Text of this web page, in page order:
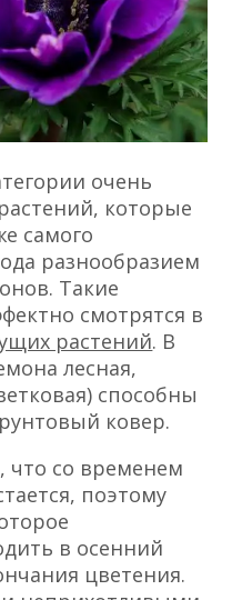
очень
которые
самого
разнообразием
Такие
смотрятся в
растений. В
лесная,
способны
ковер.
со временем
поэтому
в осенний
цветения.